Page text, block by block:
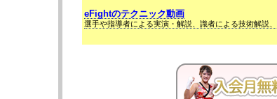
eFightのテクニック動画
選手や指導者による実演・解説、識者による技術解説